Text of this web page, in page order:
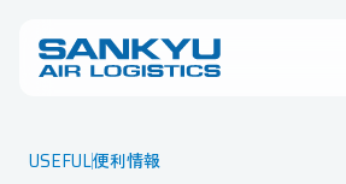
USEFUL便利情報